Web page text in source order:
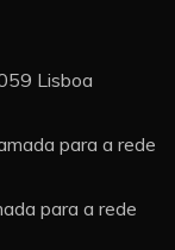
Lisboa
para a rede
para a rede